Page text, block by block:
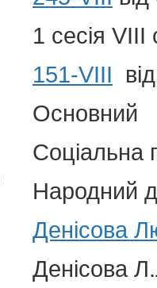
1 сесія VIII
151-VIII
Основний
Соціальна
Народний
Денісова
Денісова